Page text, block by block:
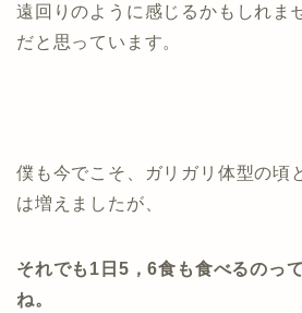
遠回りのように感じるかもしれま
だと思っています。
僕も今でこそ、ガリガリ体型の頃
は増えましたが、
それでも1日5，6食も食べるのっ
ね。